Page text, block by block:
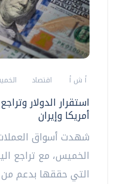
أ ش أ اقتصاد الخميس، 06
استقرار الدولار
أمريكا وإيران
شهدت أسواق
الخميس، مع تراجع
التي حققها بدعم